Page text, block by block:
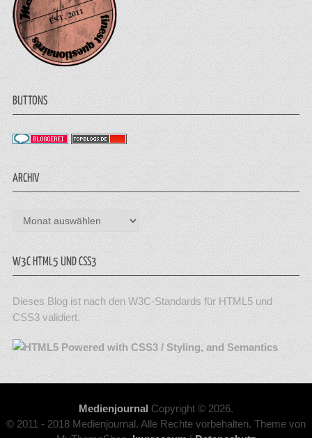
BUTTONS
ARCHIV
Archiv
W3C HTML5 UND CSS3
Dieses Blog ist nach den W3C-Standards für HTML5 und
CSS3 validiert.
Medienjournal Copyright © 2026.
© 2011 - 2018 Medienjournal. Alle Rechte vorbehalten. Theme von